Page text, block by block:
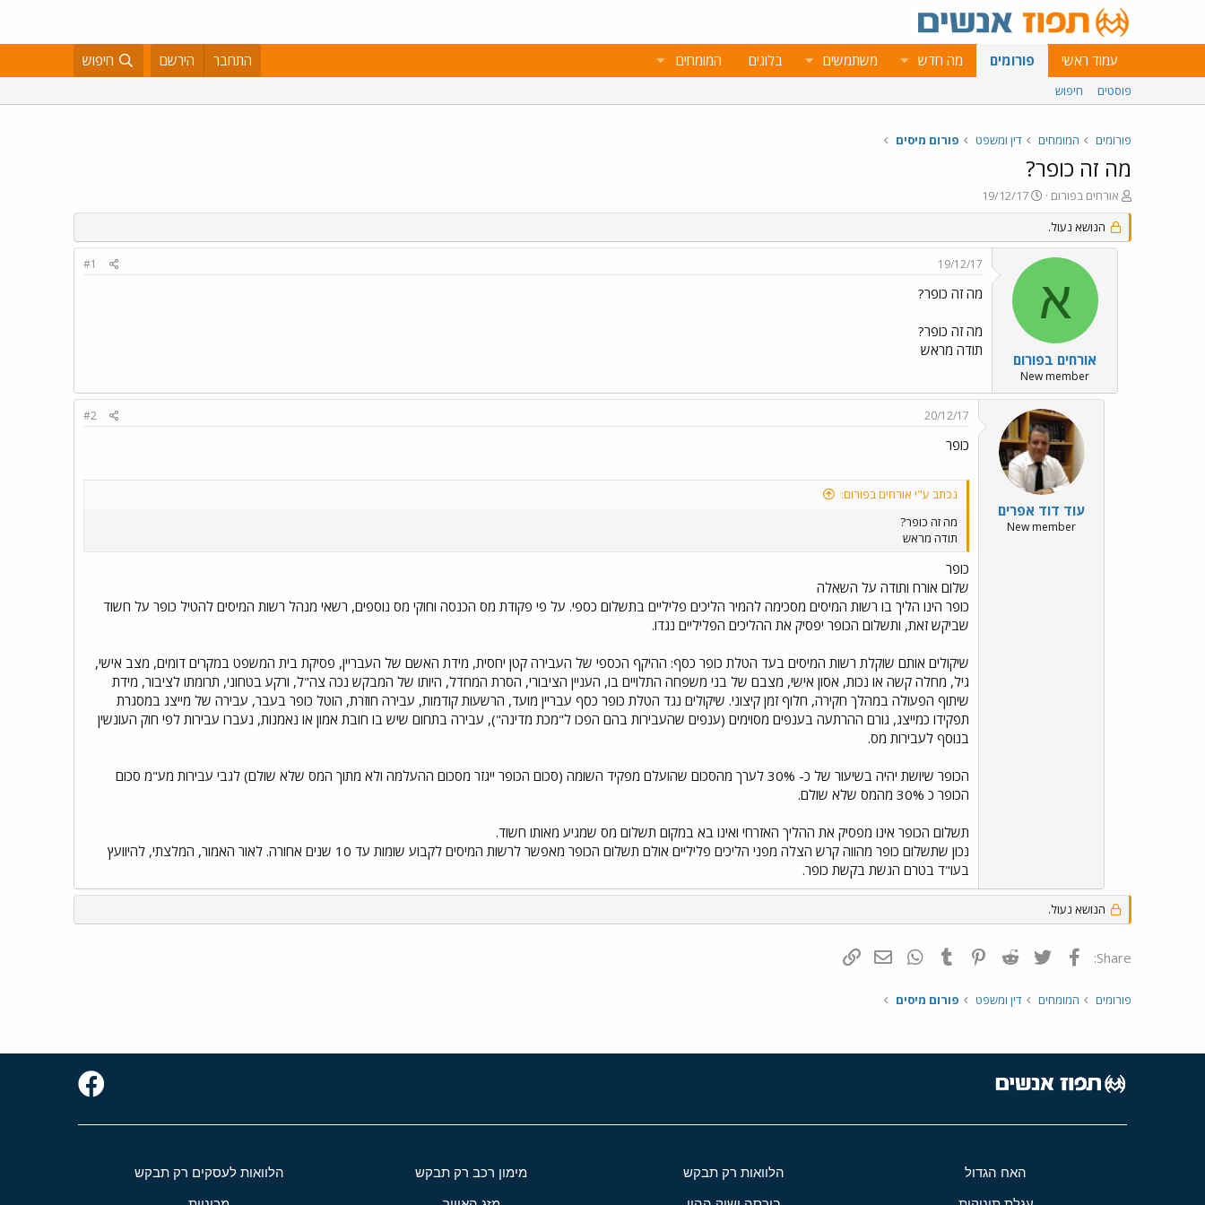
עמוד ראשי פורומים מה חדש משתמשים בלוגים המומחים התחבר הירשם חיפוש
פוסטים חיפוש
פורומים המומחים דין ומשפט פורום מיסים
מה זה כופר?
פ
ו
ת
ח
אורחים בפורום
פ
ו
ס
ב
י
ך
19/12/17
הנושא נעול.
א
אורחים בפורום
New member
19/12/17
#1
מה זה כופר?
מה זה כופר?
תודה מראש
עוד דוד אפרים
New member
20/12/17
#2
כופר
נכתב ע"י אורחים בפורום:
מה זה כופר?
תודה מראש
כופר
שלום אורח ותודה על השאלה
כופר הינו הליך בו רשות המיסים מסכימה להמיר הליכים פליליים בתשלום כספי. על פי פקודת מס הכנסה וחוקי מס נוספים, רשאי מנהל רשות המיסים להטיל כופר על חשוד
שביקש זאת, ותשלום הכופר יפסיק את ההליכים הפליליים נגדו.
שיקולים אותם שוקלת רשות המיסים בעד הטלת כופר כסף: ההיקף הכספי של העבירה קטן יחסית, מידת האשם של העבריין, פסיקת בית המשפט במקרים דומים, מצב אישי,
גיל, מחלה קשה או נכות, אסון אישי, מצבם של בני משפחה התלויים בו, העניין הציבורי, הסרת המחדל, היותו של המבקש נכה צה"ל, ורקע בטחוני, תרומתו לציבור, מידת
שיתוף הפעולה במהלך חקירה, חלוף זמן קיצוני. שיקולים נגד הטלת כופר כסף עבריין מועד, הרשעות קודמות, עבירה חוזרת, הוטל כופר בעבר, עבירה של מייצג במסגרת
תפקידו כמייצג, גורם ההרתעה בענפים מסוימים (ענפים שהעבירות בהם הפכו ל"מכת מדינה"), עבירה בתחום שיש בו חובת אמון או נאמנות, נעברו עבירות לפי חוק העונשין
בנוסף לעבירות מס.
הכופר שיושת יהיה בשיעור של כ- 30% לערך מהסכום שהועלם מפקיד השומה (סכום הכופר ייגזר מסכום ההעלמה ולא מתוך המס שלא שולם) לגבי עבירות מע"מ סכום
הכופר כ 30% מהמס שלא שולם.
תשלום הכופר אינו מפסיק את ההליך האזרחי ואינו בא במקום תשלום מס שמגיע מאותו חשוד.
נכון שתשלום כופר מהווה קרש הצלה מפני הליכים פליליים אולם תשלום הכופר מאפשר לרשות המיסים לקבוע שומות עד 10 שנים אחורה. לאור האמור, המלצתי, להיוועץ
בעו"ד בטרם הגשת בקשת כופר.
הנושא נעול.
Share: פייסבוק Twitter
Reddit
Pinterest
Tumblr
WhatsAppדואר אלקטרוני
פורומים המומחים דין ומשפט פורום מיסים
האח הגדול הלוואות רק תבקש מימון רכב רק תבקש הלוואות לעסקים רק תבקש